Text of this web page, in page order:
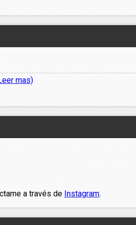
mas)
a través de Instagram.